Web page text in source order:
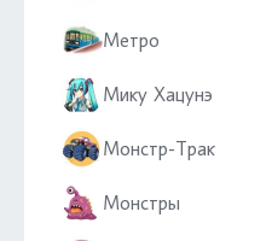
Метро
Мику Хацунэ
Монстр-Трак
Монстры